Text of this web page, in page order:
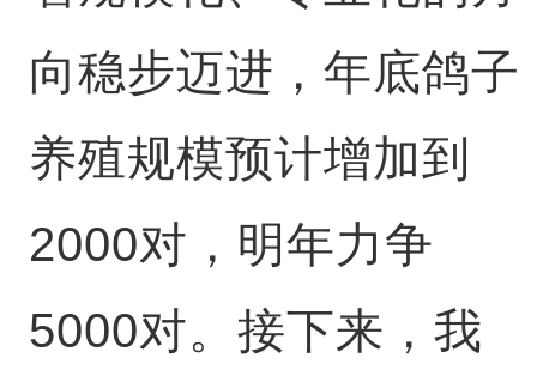
向稳步迈进，年底鸽子
养殖规模预计增加到
2000对，明年力争
5000对。接下来，我